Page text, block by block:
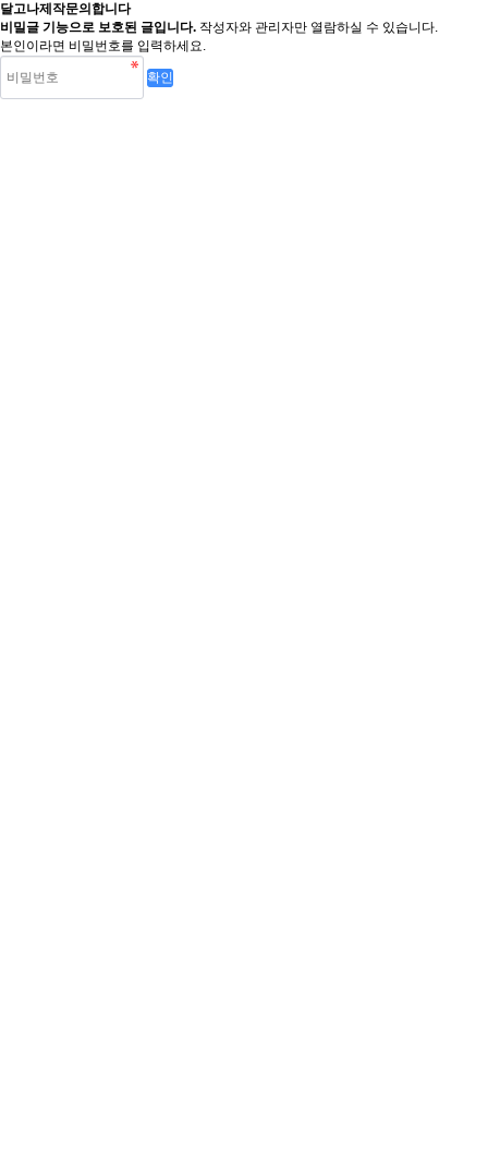
달고나제작문의합니다
비밀글 기능으로 보호된 글입니다. 작성자와 관리자만 열람하실 수 있습니다.
본인이라면 비밀번호를 입력하세요.